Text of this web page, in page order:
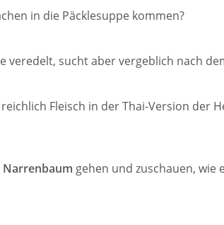
in die Päcklesuppe kommen?
veredelt, sucht aber vergeblich nach
Fleisch in der Thai-Version der
Narrenbaum gehen und zuschauen, wie